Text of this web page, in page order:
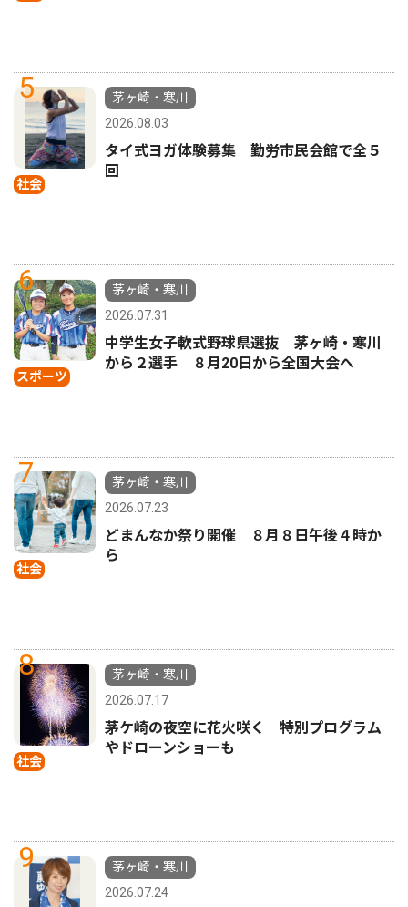
5
社会
茅ヶ崎・寒川
2026.08.03
タイ式ヨガ体験募集 勤労市民会館で全５
回
6
スポーツ
茅ヶ崎・寒川
2026.07.31
中学生女子軟式野球県選抜 茅ヶ崎・寒川
から２選手 ８月20日から全国大会へ
7
社会
茅ヶ崎・寒川
2026.07.23
どまんなか祭り開催 ８月８日午後４時か
ら
8
社会
茅ヶ崎・寒川
2026.07.17
茅ケ崎の夜空に花火咲く 特別プログラム
やドローンショーも
9
茅ヶ崎・寒川
2026.07.24